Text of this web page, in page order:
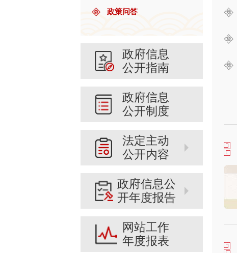
政策问答
政府信息
公开指南
政府信息
公开制度
法定主动
公开内容
政府信息公
开年度报告
网站工作
年度报表